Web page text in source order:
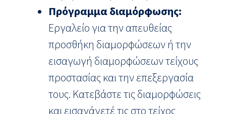
Πρόγραμμα διαμόρφωσης:
Εργαλείο για την απευθείας
προσθήκη διαμορφώσεων ή την
εισαγωγή διαμορφώσεων τείχους
προστασίας και την επεξεργασία
τους. Κατεβάστε τις διαμορφώσεις
και εισαγάγετέ τις στο τείχος